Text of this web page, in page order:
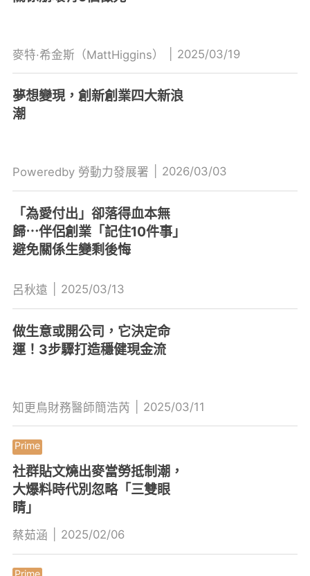
麥特·希金斯（MattHiggins） 2025/03/19
夢想變現，創新創業四大新浪
潮
Poweredby 勞動力發展署 2026/03/03
「為愛付出」卻落得血本無
歸⋯伴侶創業「記住10件事」
避免關係生變剩後悔
呂秋遠 2025/03/13
做生意或開公司，它決定命
運！3步驟打造穩健現金流
知更鳥財務醫師簡浩芮 2025/03/11
社群貼文燒出麥當勞抵制潮，
大爆料時代別忽略「三雙眼
睛」
蔡茹涵 2025/02/06